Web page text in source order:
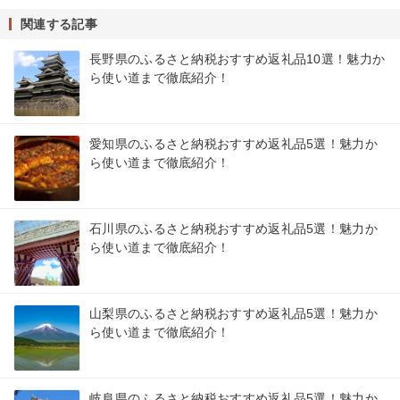
関連する記事
長野県のふるさと納税おすすめ返礼品10選！魅力か
ら使い道まで徹底紹介！
愛知県のふるさと納税おすすめ返礼品5選！魅力か
ら使い道まで徹底紹介！
石川県のふるさと納税おすすめ返礼品5選！魅力か
ら使い道まで徹底紹介！
山梨県のふるさと納税おすすめ返礼品5選！魅力か
ら使い道まで徹底紹介！